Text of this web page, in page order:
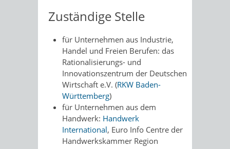
Zuständige Stelle
für Unternehmen aus Industrie,
Handel und Freien Berufen: das
Rationalisierungs- und
Innovationszentrum der Deutschen
Wirtschaft e.V. (RKW Baden-
Württemberg)
für Unternehmen aus dem
Handwerk: Handwerk
International, Euro Info Centre der
Handwerkskammer Region